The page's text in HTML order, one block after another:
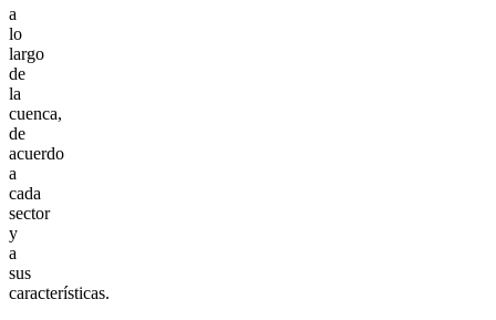
a
lo
largo
de
la
cuenca,
de
acuerdo
a
cada
sector
y
a
sus
características.